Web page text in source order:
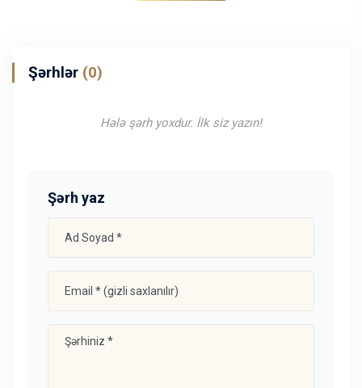
Şərhlər (0)
Hələ şərh yoxdur. İlk siz yazın!
Şərh yaz